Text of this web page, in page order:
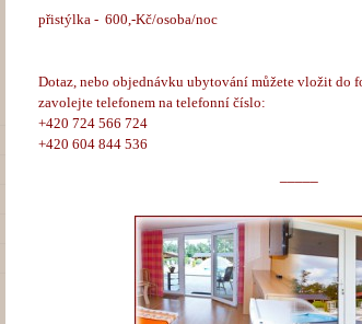
přistýlka - 600,-Kč/osoba/noc
Dotaz, nebo objednávku ubytování můžete vložit do
zavolejte telefonem na telefonní číslo:
+420 724 566 724
+420 604 844 536